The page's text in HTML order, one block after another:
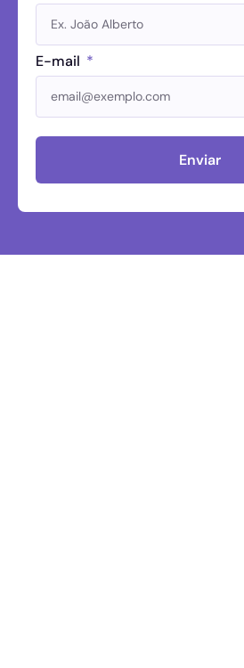
E-mail
Enviar